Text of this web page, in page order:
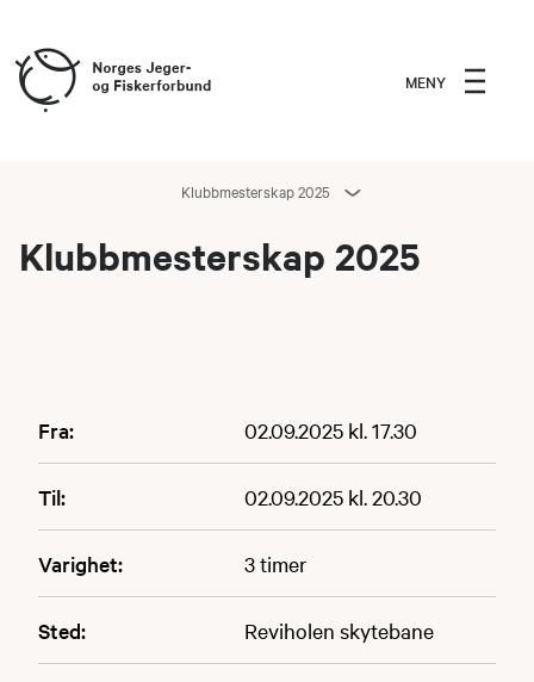
MENY
Klubbmesterskap 2025
Klubbmesterskap 2025
Fra: 02.09.2025 kl. 17.30
Til: 02.09.2025 kl. 20.30
Varighet: 3 timer
Sted: Reviholen skytebane